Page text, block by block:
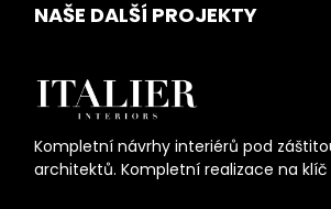
NAŠE DALŠÍ PROJEKTY
Kompletní návrhy interiérů pod
architektů. Kompletní realizace na klíč